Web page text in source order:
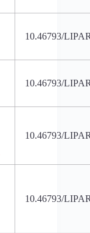
10.46793/
10.46793/
10.46793/
10.46793/